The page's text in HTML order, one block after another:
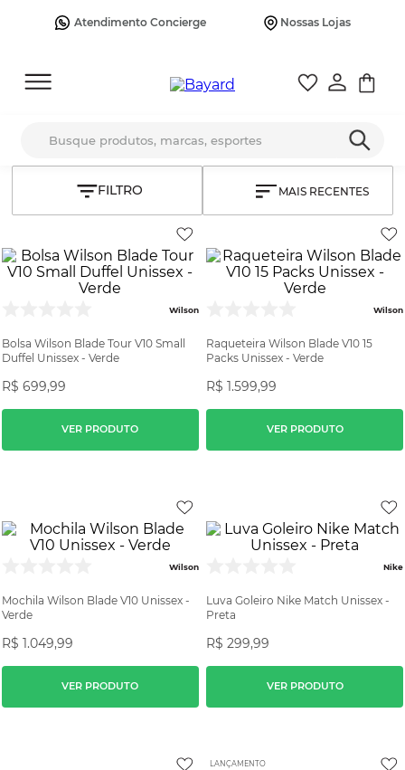
Atendimento Concierge Nossas Lojas
MAIS RECENTES
Wilson
Bolsa Wilson Blade Tour V10 Small
Duffel Unissex - Verde
R$ 699,99
VER PRODUTO
Wilson
Raqueteira Wilson Blade V10 15
Packs Unissex - Verde
R$ 1.599,99
VER PRODUTO
Wilson
Mochila Wilson Blade V10 Unissex -
Verde
R$ 1.049,99
VER PRODUTO
Nike
Luva Goleiro Nike Match Unissex -
Preta
R$ 299,99
VER PRODUTO
LANÇAMENTO